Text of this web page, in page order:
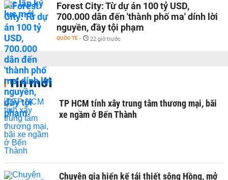
Forest City: Từ dự án 100 tỷ USD,
700.000 dân đến 'thành phố ma' dính lời
nguyền, đầy tội phạm
QUỐC TẾ - 22 giờ trước
Tin mới
TP HCM tính xây trung tâm thương mại, bãi
xe ngầm ở Bến Thành
Chuyên gia hiến kế tái thiết sông Hồng, mở